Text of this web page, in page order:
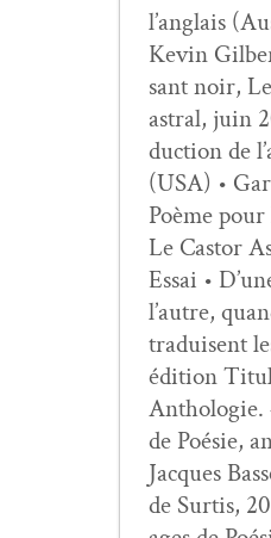
l’anglais
Kevin
sant noir,
astral, juin
duc­tion de
(USA) •
Poème
Le Cas­tor
Essai •
l’autre,
traduisent
édi­tion
de Poésie,
Jacques
de Sur­tis,